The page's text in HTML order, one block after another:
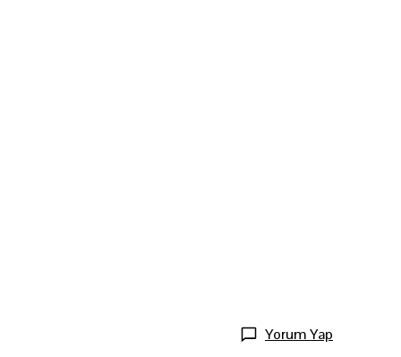
Yorum Yap